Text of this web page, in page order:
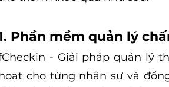
Phần mềm quản lý
- Giải pháp quản lý
cho từng nhân sự và